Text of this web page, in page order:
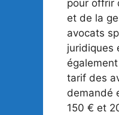
pour offrir
et de la
avocats
juridiques
tarif des
demandé
150 € et